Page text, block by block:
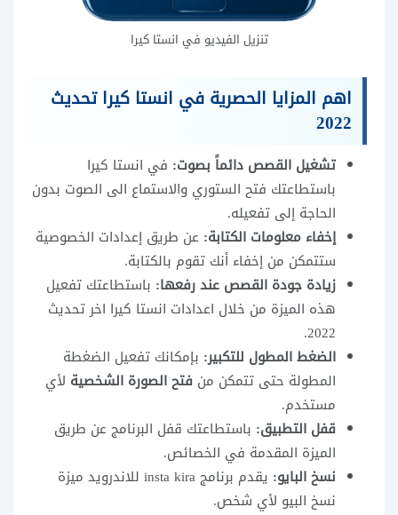
تنزيل الفيديو في انستا كيرا
اهم المزايا الحصرية في انستا كيرا تحديث
2022
تشغيل القصص دائماً بصوت: في انستا كيرا
باستطاعتك فتح الستوري والاستماع الى الصوت بدون
الحاجة إلى تفعيله.
إخفاء معلومات الكتابة: عن طريق إعدادات الخصوصية
ستتمكن من إخفاء أنك تقوم بالكتابة.
زيادة جودة القصص عند رفعها: باستطاعتك تفعيل
هذه الميزة من خلال اعدادات انستا كيرا اخر تحديث
2022.
الضغط المطول للتكبير: بإمكانك تفعيل الضغطة
المطولة حتى تتمكن من فتح الصورة الشخصية لأي
مستخدم.
قفل التطبيق: باستطاعتك قفل البرنامج عن طريق
الميزة المقدمة في الخصائص.
نسخ البايو:
يقدم برنامج insta kira للاندرويد ميزة
نسخ البيو لأي شخص.